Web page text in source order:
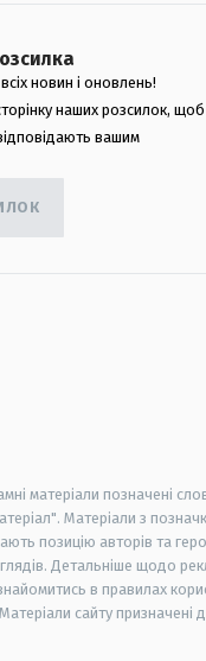
новин і оновлень!
наших розсилок, щоб
вашим
матеріали позначені
Матеріали з
позицію авторів та
Детальніше щодо
в правилах
Матеріали сайту призначені